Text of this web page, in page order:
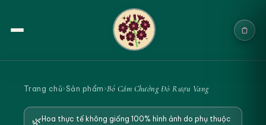
Sản phẩm
Trang chủ›Sản phẩm ›Bó Cẩm Chướng Đỏ Rượu Vang
🌿 Hoa thực tế không giống 100% hình ảnh do phụ thuộc